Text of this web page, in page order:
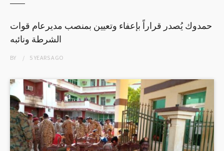
حمدوك يُصدر قراراً بإعفاء وتعيين بمنصب مديرعام قوات
الشرطة ونائبه
BY 5 YEARSAGO